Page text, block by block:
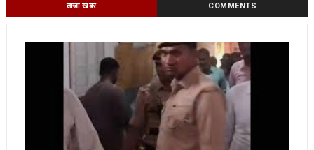
ताजा खबर COMMENTS